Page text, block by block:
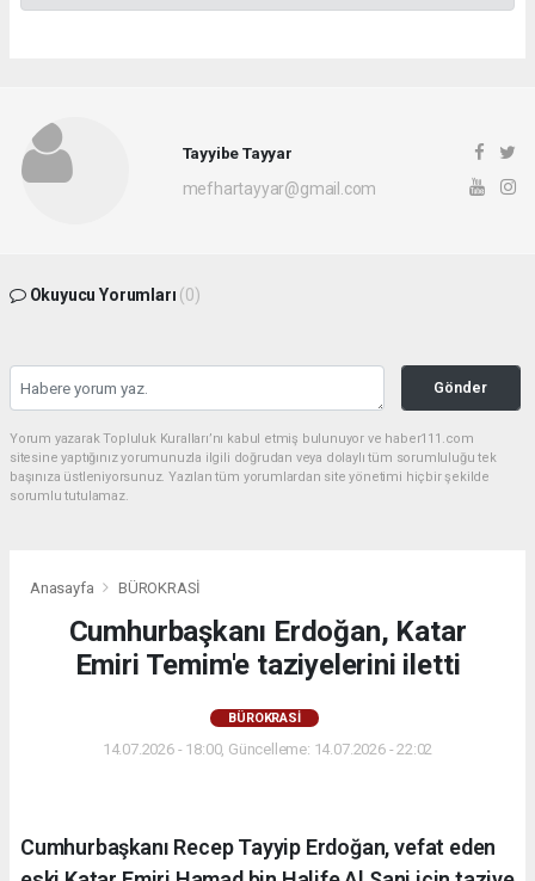
Tayyibe Tayyar
mefhartayyar@gmail.com
Okuyucu Yorumları (0)
Gönder
Yorum yazarak Topluluk Kuralları’nı kabul etmiş bulunuyor ve haber111.com
sitesine yaptığınız yorumunuzla ilgili doğrudan veya dolaylı tüm sorumluluğu tek
başınıza üstleniyorsunuz. Yazılan tüm yorumlardan site yönetimi hiçbir şekilde
sorumlu tutulamaz.
Anasayfa BÜROKRASİ
Cumhurbaşkanı Erdoğan, Katar
Emiri Temim'e taziyelerini iletti
BÜROKRASİ
14.07.2026 - 18:00, Güncelleme: 14.07.2026 - 22:02
Cumhurbaşkanı Recep Tayyip Erdoğan, vefat eden